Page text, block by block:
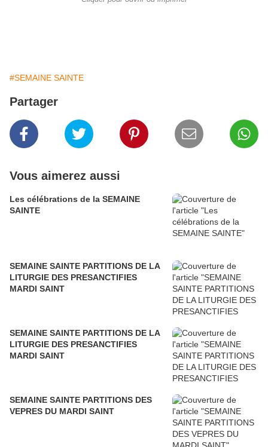
#SEMAINE SAINTE
Partager
Vous aimerez aussi
Les célébrations de la SEMAINE
SAINTE
SEMAINE SAINTE PARTITIONS DE LA
LITURGIE DES PRESANCTIFIES
MARDI SAINT
SEMAINE SAINTE PARTITIONS DE LA
LITURGIE DES PRESANCTIFIES
MARDI SAINT
SEMAINE SAINTE PARTITIONS DES
VEPRES DU MARDI SAINT